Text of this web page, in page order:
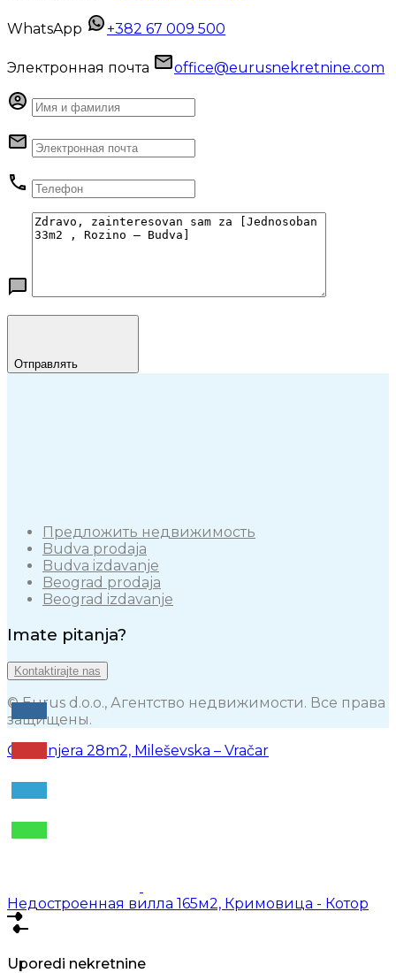
WhatsApp +382 67 009 500
Электронная почта office@eurusnekretnine.com
Отправлять
Предложить недвижимость
Budva prodaja
Budva izdavanje
Beograd prodaja
Beograd izdavanje
Imate pitanja?
Kontaktirajte nas
© Eurus d.o.o., Агентство недвижимости. Все права
защищены.
Garsonjera 28m2, Mileševska – Vračar
Недостроенная вилла 165м2, Кримовица - Котор
Uporedi nekretnine